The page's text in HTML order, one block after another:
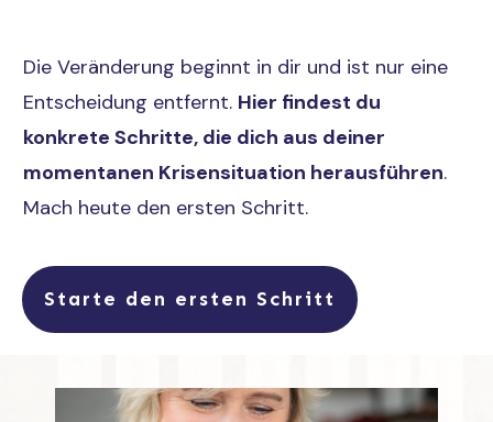
Die Veränderung beginnt in dir und ist nur eine
Entscheidung entfernt. Hier findest du
konkrete Schritte, die dich aus deiner
momentanen Krisensituation herausführen.
Mach heute den ersten Schritt.
Starte den ersten Schritt